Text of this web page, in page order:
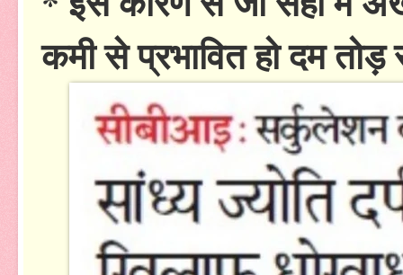
कमी से प्रभावित हो दम